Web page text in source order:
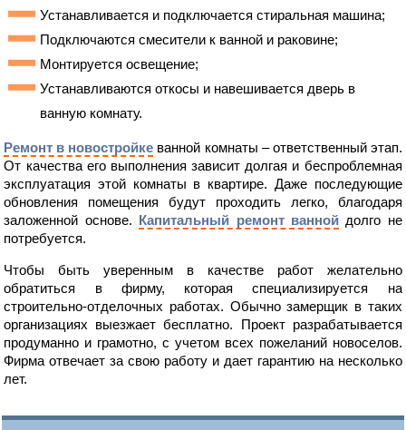
Устанавливается и подключается стиральная машина;
Подключаются смесители к ванной и раковине;
Монтируется освещение;
Устанавливаются откосы и навешивается дверь в
ванную комнату.
Ремонт в новостройке ванной комнаты – ответственный этап.
От качества его выполнения зависит долгая и беспроблемная
эксплуатация этой комнаты в квартире. Даже последующие
обновления помещения будут проходить легко, благодаря
заложенной основе. Капитальный ремонт ваннойдолго не
потребуется.
Чтобы быть уверенным в качестве работ желательно
обратиться в фирму, которая специализируется на
строительно-отделочных работах. Обычно замерщик в таких
организациях выезжает бесплатно. Проект разрабатывается
продуманно и грамотно, с учетом всех пожеланий новоселов.
Фирма отвечает за свою работу и дает гарантию на несколько
лет.